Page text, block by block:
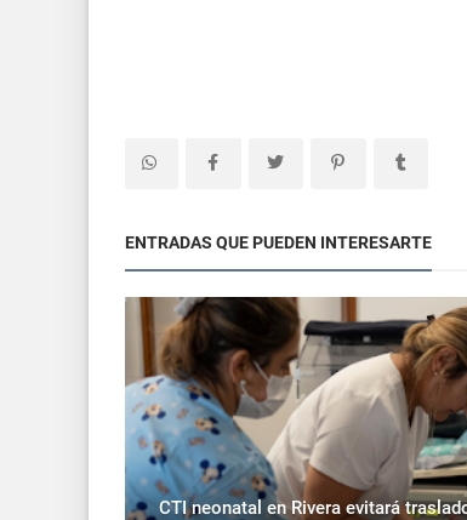
ENTRADAS QUE PUEDEN INTERESARTE
CTI neonatal en Rivera evitará